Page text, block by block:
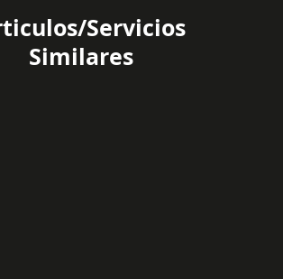
Servicios
Similares